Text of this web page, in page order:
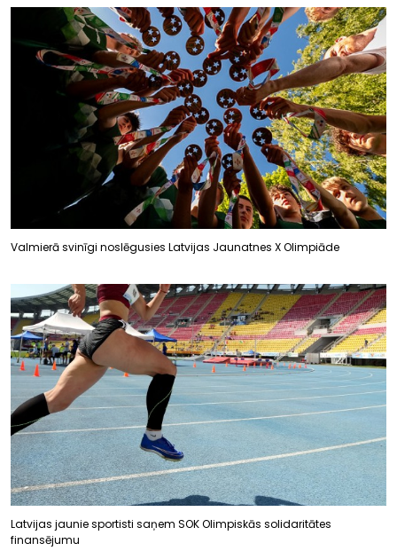
Valmierā svinīgi noslēgusies Latvijas Jaunatnes X Olimpiāde
Latvijas jaunie sportisti saņem SOK Olimpiskās solidaritātes
finansējumu